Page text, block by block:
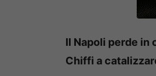
Il Napoli perde in
Chiffi a